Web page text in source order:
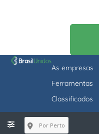
As empresas
Ferramentas
Classificados
Por Perto